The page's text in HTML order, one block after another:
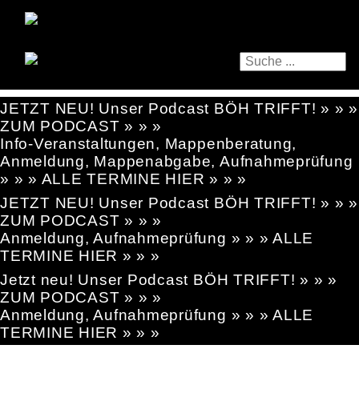
JETZT NEU! Unser Podcast BÖH TRIFFT! » » »
ZUM PODCAST » » »
Info-Veranstaltungen, Mappenberatung,
Anmeldung, Mappenabgabe, Aufnahmeprüfung
» » » ALLE TERMINE HIER » » »
JETZT NEU! Unser Podcast BÖH TRIFFT! » » »
ZUM PODCAST » » »
Anmeldung, Aufnahmeprüfung » » » ALLE
TERMINE HIER » » »
Jetzt neu! Unser Podcast BÖH TRIFFT! » » »
ZUM PODCAST » » »
Anmeldung, Aufnahmeprüfung » » » ALLE
TERMINE HIER » » »